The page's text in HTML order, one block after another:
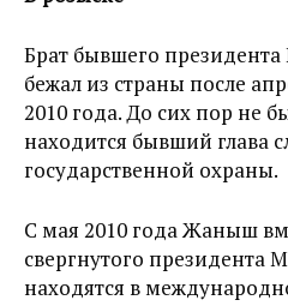
Брат бывшего
бежал из страны после
2010 года. До сих пор не
находится бывший глава
государственной охраны.
С мая 2010 года Жаныш
свергнутого
находятся в